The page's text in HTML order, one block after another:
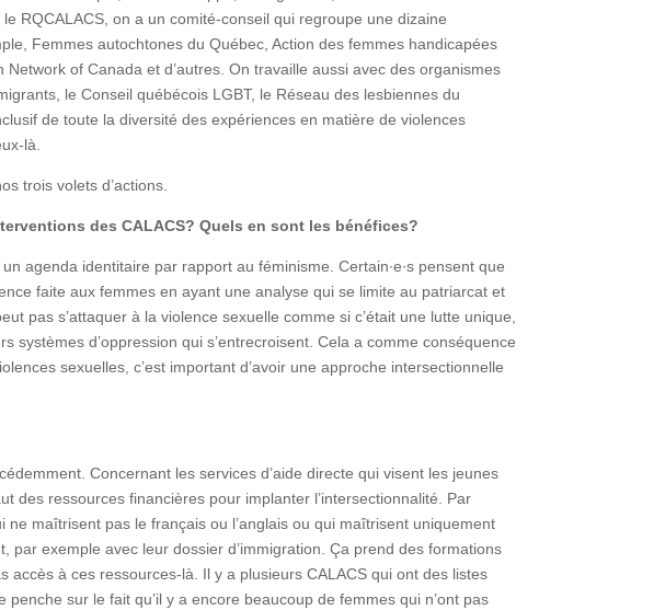
RQCALACS, on a un comité-conseil qui regroupe une dizaine
Femmes autochtones du Québec, Action des femmes handicapées
of Canada et d’autres. On travaille aussi avec des organismes
le Conseil québécois LGBT, le Réseau des lesbiennes du
de toute la diversité des expériences en matière de violences
là.
trois volets d’actions.
des CALACS? Quels en sont les bénéfices?
agenda identitaire par rapport au féminisme. Certain∙e∙s pensent que
faite aux femmes en ayant une analyse qui se limite au patriarcat et
pas s’attaquer à la violence sexuelle comme si c’était une lutte unique,
d’oppression qui s’entrecroisent. Cela a comme conséquence
sexuelles, c’est important d’avoir une approche intersectionnelle
Concernant les services d’aide directe qui visent les jeunes
des ressources financières pour implanter l’intersectionnalité. Par
maîtrisent pas le français ou l’anglais ou qui maîtrisent uniquement
exemple avec leur dossier d’immigration. Ça prend des formations
accès à ces ressources-là. Il y a plusieurs CALACS qui ont des listes
sur le fait qu’il y a encore beaucoup de femmes qui n’ont pas